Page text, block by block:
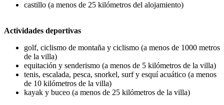
castillo (a menos de 25 kilómetros del alojamiento)
Actividades deportivas
golf, ciclismo de montaña y ciclismo (a menos de 1000 metros
de la villa)
equitación y senderismo (a menos de 5 kilómetros de la villa)
tenis, escalada, pesca, snorkel, surf y esquí acuático (a menos
de 10 kilómetros de la villa)
kayak y buceo (a menos de 25 kilómetros de la villa)